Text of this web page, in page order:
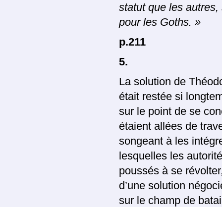
statut que les
pour les Goths. »
p.211
5.
La solution de
était restée si
sur le point de se
étaient allées de
songeant à les
lesquelles les
poussés à se
d’une solution
sur le champ de